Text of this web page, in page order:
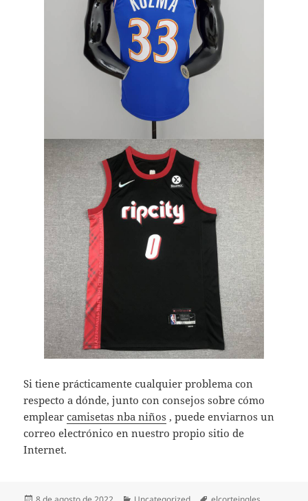
Si tiene prácticamente cualquier problema con
respecto a dónde, junto con consejos sobre cómo
emplearcamisetas nba niños , puede enviarnos un
correo electrónico en nuestro propio sitio de
Internet.
Publicado Categorías Etiquetas